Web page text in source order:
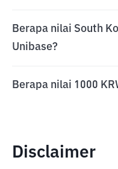
Berapa nilai South
Unibase?
Berapa nilai 1000
Disclaimer